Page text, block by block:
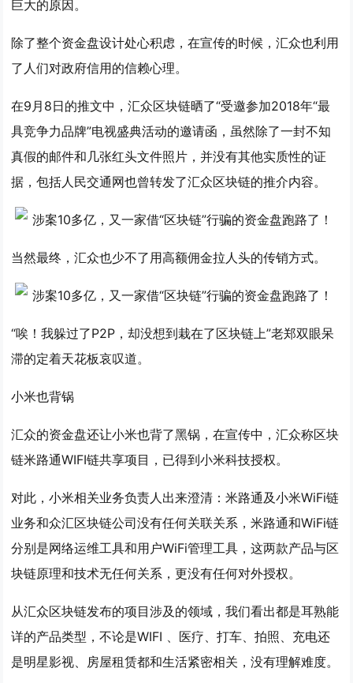
巨大的原因。
除了整个资金盘设计处心积虑，在宣传的时候，汇众也利用
了人们对政府信用的信赖心理。
在9月8日的推文中，汇众区块链晒了“受邀参加2018年“最
具竞争力品牌”电视盛典活动的邀请函，虽然除了一封不知
真假的邮件和几张红头文件照片，并没有其他实质性的证
据，包括人民交通网也曾转发了汇众区块链的推介内容。
当然最终，汇众也少不了用高额佣金拉人头的传销方式。
“唉！我躲过了P2P，却没想到栽在了区块链上”老郑双眼呆
滞的定着天花板哀叹道。
小米也背锅
汇众的资金盘还让小米也背了黑锅，在宣传中，汇众称区块
链米路通WIFI链共享项目，已得到小米科技授权。
对此，小米相关业务负责人出来澄清：米路通及小米WiFi链
业务和众汇区块链公司没有任何关联关系，米路通和WiFi链
分别是网络运维工具和用户WiFi管理工具，这两款产品与区
块链原理和技术无任何关系，更没有任何对外授权。
从汇众区块链发布的项目涉及的领域，我们看出都是耳熟能
详的产品类型，不论是WIFI 、医疗、打车、拍照、充电还
是明星影视、房屋租赁都和生活紧密相关，没有理解难度。